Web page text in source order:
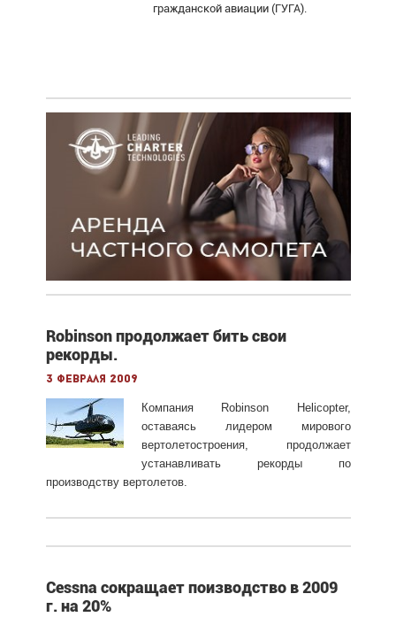
гражданской авиации (ГУГА).
Robinson продолжает бить свои
рекорды.
3 февраля 2009
Компания Robinson Helicopter,
оставаясь лидером мирового
вертолетостроения, продолжает
устанавливать рекорды по
производству вертолетов.
Cessna сокращает поизводство в 2009
г. на 20%